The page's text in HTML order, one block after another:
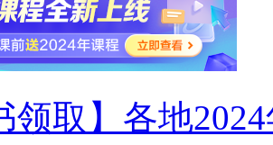
领取】各地